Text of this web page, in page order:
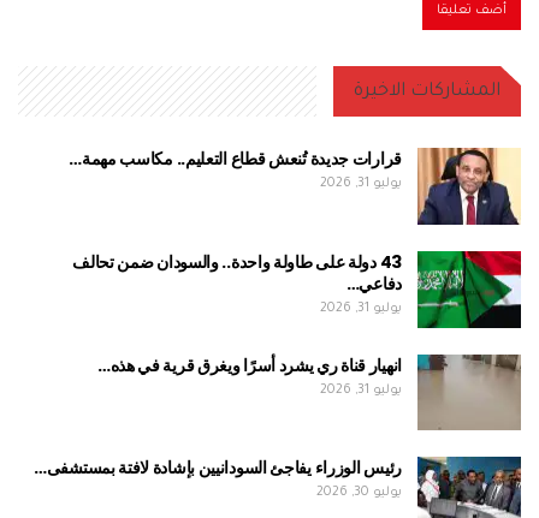
المشاركات الاخيرة
قرارات جديدة تُنعش قطاع التعليم.. مكاسب مهمة…
يوليو 31, 2026
43 دولة على طاولة واحدة.. والسودان ضمن تحالف
دفاعي…
يوليو 31, 2026
انهيار قناة ري يشرد أسرًا ويغرق قرية في هذه…
يوليو 31, 2026
رئيس الوزراء يفاجئ السودانيين بإشادة لافتة بمستشفى…
يوليو 30, 2026